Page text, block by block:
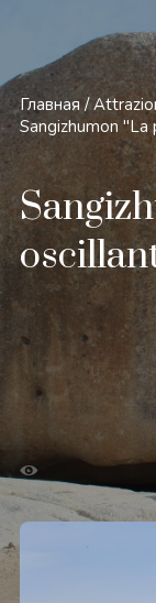
Главная /
Sangizhumon